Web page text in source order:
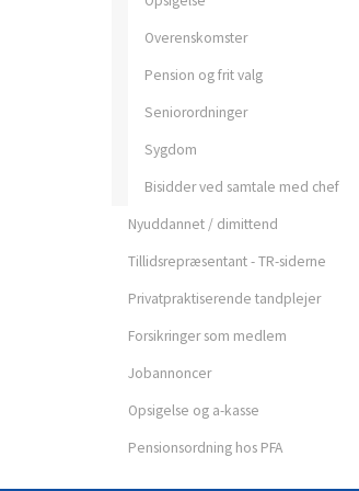
Overenskomster
Pension og frit valg
Seniorordninger
Sygdom
Bisidder ved samtale med chef
Nyuddannet / dimittend
Tillidsrepræsentant - TR-siderne
Privatpraktiserende tandplejer
Forsikringer som medlem
Jobannoncer
Opsigelse og a-kasse
Pensionsordning hos PFA